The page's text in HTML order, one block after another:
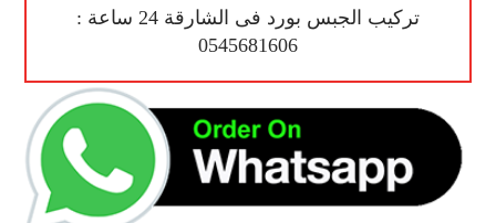
تركيب الجبس بورد فى الشارقة 24 ساعة :
0545681606